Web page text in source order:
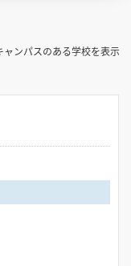
ャンパスのある学校を表示